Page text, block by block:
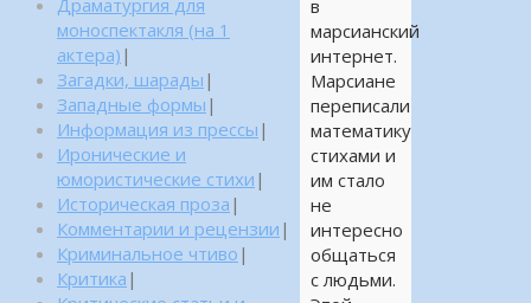
в
марсианский
интернет.
Марсиане
переписали
математику
стихами и
им стало
не
интересно
общаться
с людьми.
Драматургия для
моноспектакля (на 1
актера) |
Загадки, шарады |
Западные формы |
Информация из прессы |
Иронические и
юмористические стихи |
Историческая проза |
Комментарии и рецензии |
Криминальное чтиво |
Критика |